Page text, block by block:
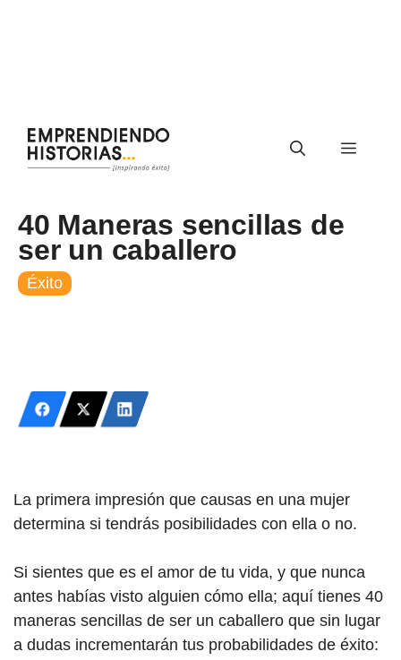
contenido
Menú
40 Maneras sencillas de
ser un caballero
Éxito
La primera impresión que causas en una mujer
determina si tendrás posibilidades con ella o no.
Si sientes que es el amor de tu vida, y que nunca
antes habías visto alguien cómo ella; aquí tienes 40
maneras sencillas de ser un caballero que sin lugar
a dudas incrementarán tus probabilidades de éxito: